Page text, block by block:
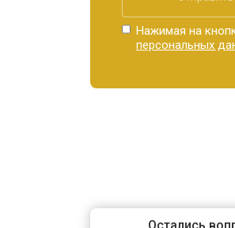
Нажимая на
персональных